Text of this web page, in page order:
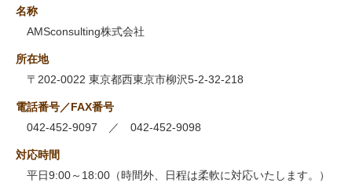
名称
AMSconsulting株式会社
所在地
〒202-0022 東京都西東京市柳沢5-2-32-218
電話番号／FAX番号
042-452-9097 ／ 042-452-9098
対応時間
平日9:00～18:00（時間外、日程は柔軟に対応いたします。）